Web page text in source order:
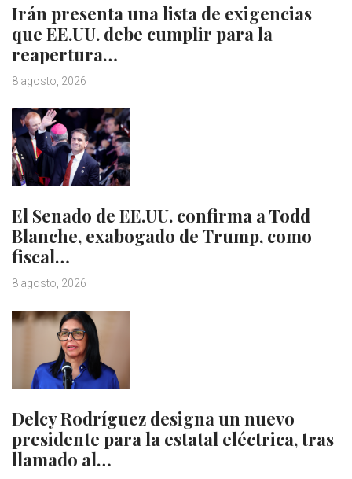
Irán presenta una lista de exigencias
que EE.UU. debe cumplir para la
reapertura…
8 agosto, 2026
El Senado de EE.UU. confirma a Todd
Blanche, exabogado de Trump, como
fiscal…
8 agosto, 2026
Delcy Rodríguez designa un nuevo
presidente para la estatal eléctrica, tras
llamado al…